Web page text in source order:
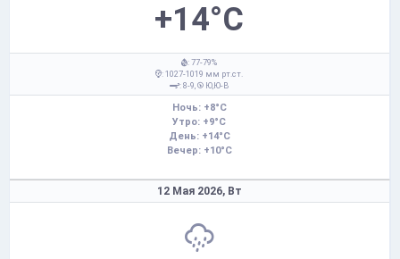
+14°C
: 77-79%
: 1027-1019 мм рт.ст.
: 8-9,
Ю,Ю-В
Ночь: +8°C
Утро: +9°C
День: +14°C
Вечер: +10°C
12 Мая 2026, Вт